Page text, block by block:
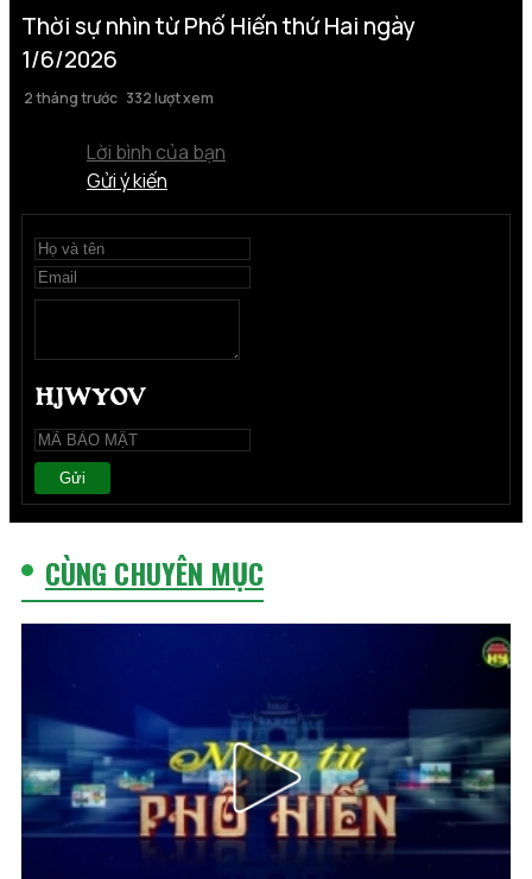
Thời sự nhìn từ Phố Hiến thứ Hai ngày
1/6/2026
2 tháng trước 332 lượt xem
Lời bình của bạn
Gửi ý kiến
Gửi
CÙNG CHUYÊN MỤC